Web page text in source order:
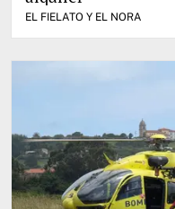
EL FIELATO Y EL NORA